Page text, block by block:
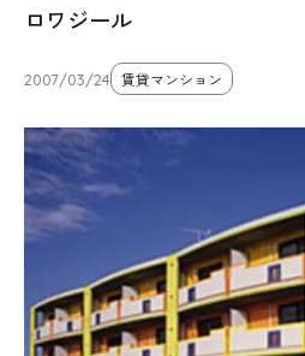
ロワジール
2007/03/24 賃貸マンション